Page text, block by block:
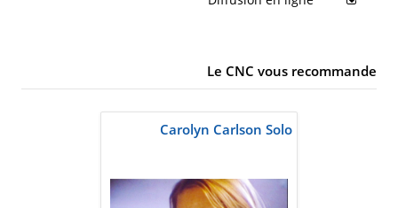
Le CNC vous recommande
Carolyn Carlson Solo